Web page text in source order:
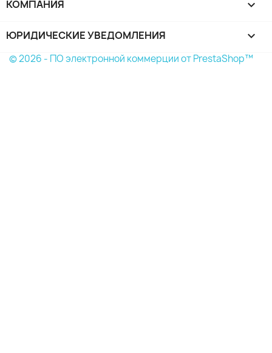
КОМПАНИЯ 
ЮРИДИЧЕСКИЕ УВЕДОМЛЕНИЯ 
© 2026 - ПО электронной коммерции от PrestaShop™